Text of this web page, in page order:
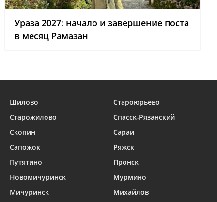
Ураза 2027: начало и завершение поста
в месяц Рамазан
Шилово
Староюрьево
Старожилово
Спасск-Рязанский
Скопин
Сараи
Сапожок
Ряжск
Путятино
Пронск
Новомичуринск
Мурмино
Мичуринск
Михайлов